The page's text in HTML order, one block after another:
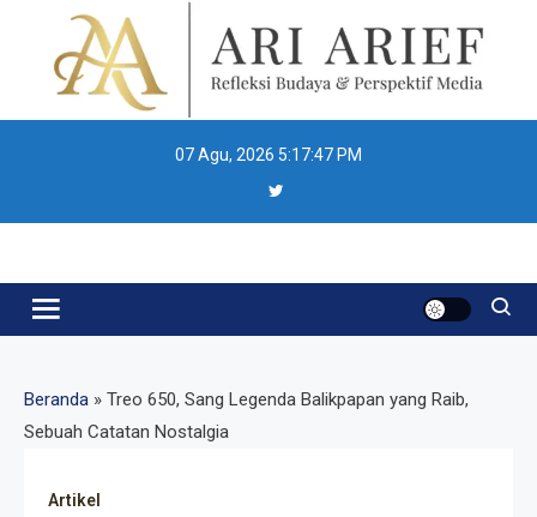
content
07 Agu, 2026 5:17:48 PM
Ari Arief
Beranda » Treo 650, Sang Legenda Balikpapan yang Raib,
Sebuah Catatan Nostalgia
Artikel